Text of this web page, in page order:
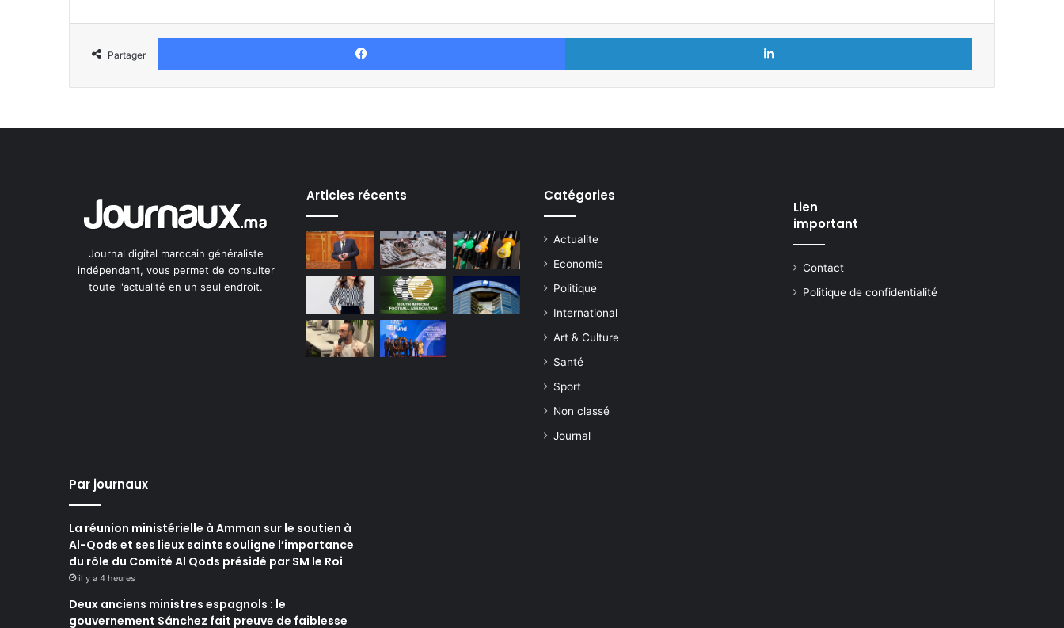
Partager
Facebook Linkedin
Journal digital marocain généraliste
indépendant, vous permet de consulter
toute l'actualité en un seul endroit.
Articles récents Catégories
Actualite
Economie
Politique
International
Art & Culture
Santé
Sport
Non classé
Journal
Lien
important
Contact
Politique de confidentialité
Par journaux
La réunion ministérielle à Amman sur le soutien à
Al-Qods et ses lieux saints souligne l’importance
du rôle du Comité Al Qods présidé par SM le Roi
il y a 4 heures
Deux anciens ministres espagnols : le
gouvernement Sánchez fait preuve de faiblesse